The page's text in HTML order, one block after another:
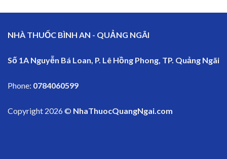
NHÀ THUỐC BÌNH AN - QUẢNG NGÃI
Số 1A Nguyễn Bá Loan, P. Lê Hồng Phong, TP. Quảng Ngãi
Phone: 0784060599
Copyright 2026 © NhaThuocQuangNgai.com